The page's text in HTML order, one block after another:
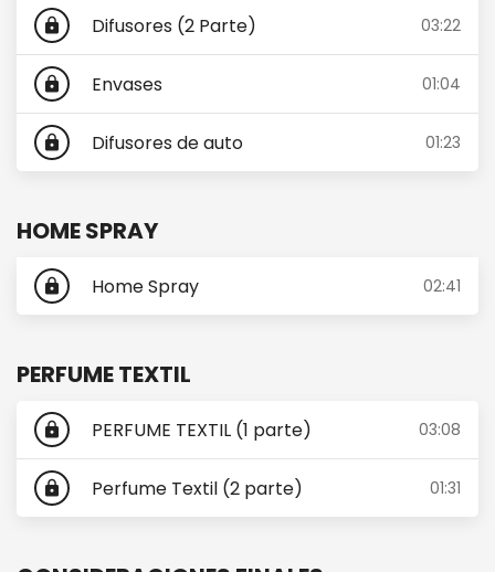
lock Difusores (2 Parte) 03:22
lock Envases 01:04
lock Difusores de auto 01:23
HOME SPRAY
lock Home Spray 02:41
PERFUME TEXTIL
lock PERFUME TEXTIL (1 parte) 03:08
lock Perfume Textil (2 parte) 01:31